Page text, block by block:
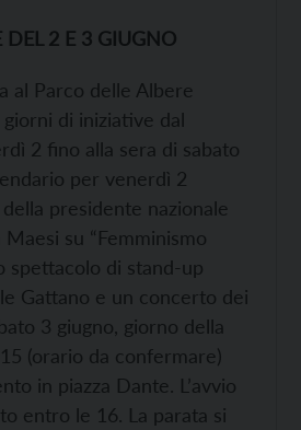
DEL 2 E 3 GIUGNO
al Parco delle Albere
di iniziative dal
2 fino alla sera di sabato
per venerdì 2
presidente nazionale
su “Femminismo
spettacolo di stand-up
Gattano e un concerto dei
3 giugno, giorno della
(orario da confermare)
in piazza Dante. L’avvio
entro le 16. La parata si